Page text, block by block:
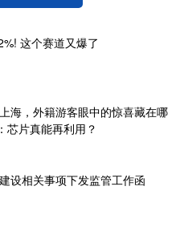
这个赛道又爆了
海，外籍游客眼中的惊喜藏在哪
芯片真能再利用？
设相关事项下发监管工作函